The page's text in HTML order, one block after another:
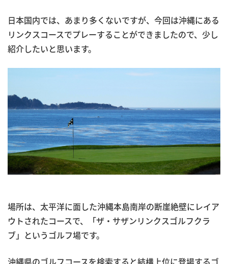
日本国内では、あまり多くないですが、今回は沖縄にある
リンクスコースでプレーすることができましたので、少し
紹介したいと思います。
場所は、太平洋に面した沖縄本島南岸の断崖絶壁にレイア
ウトされたコースで、「ザ・サザンリンクスゴルフクラ
ブ」というゴルフ場です。
沖縄県のゴルフコースを検索すると結構上位に登場するゴ